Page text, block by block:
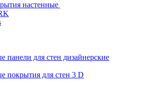
настенные
панели для стен дизайнерские
покрытия для стен 3 D